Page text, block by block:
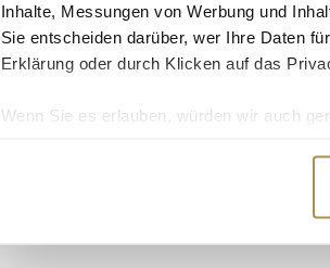
Inhalte, Messungen von Werbung und
Sie entscheiden darüber, wer Ihre Daten
Erklärung oder durch Klicken auf das
Wenn Sie es erlauben, würden wir auch
Erfahren Sie mehr darüber, wie Ihre